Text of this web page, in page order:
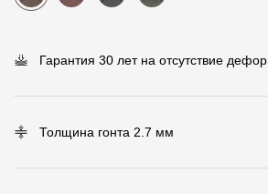
Технические листы
Гарантия 30 лет на отсутствие
Толщина гонта 2.7 мм